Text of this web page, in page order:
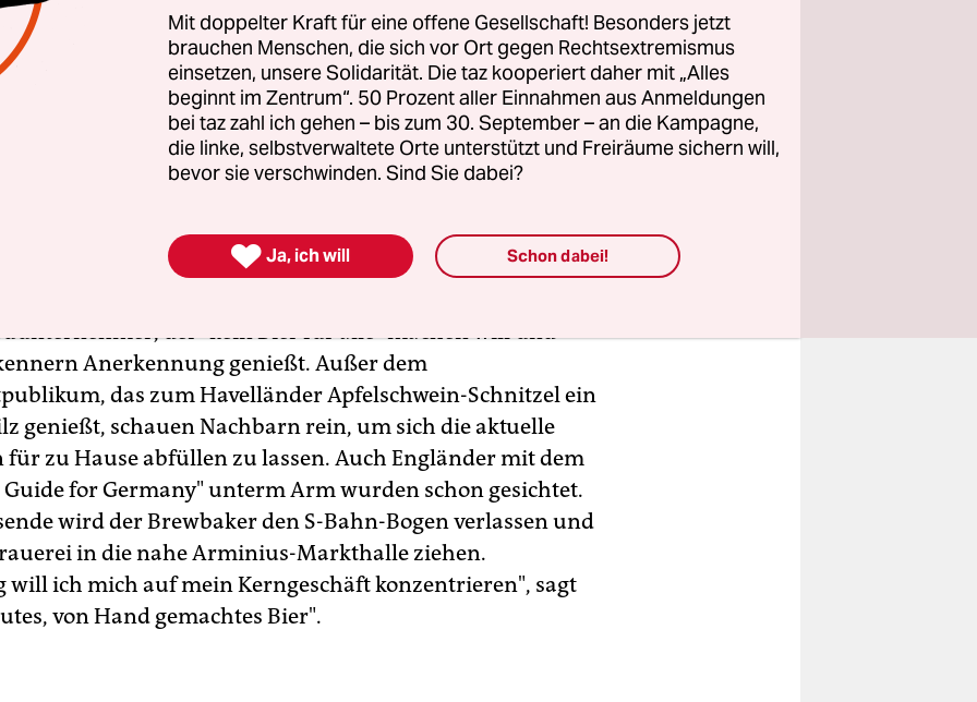
beginnen - mehrere Säcke geschrotetes Gerstenmalz
bereit. Spätestens bei der Läuterung und der
werden dem studierten Braumeister Mittagsgäste und
Das "Brewbaker" im S-Bahn-Bogen ist gleichzeitig
Restaurant, die kleine Sudanlage steht am Fenster. Hier
300 Hektoliter Bier im Jahr: das Bellevue-Pils, die
in Flaschen abgefüllt wird.
der "kein Bier für alle" machen will und
Anerkennung genießt. Außer dem
das zum Havelländer Apfelschwein-Schnitzel ein
genießt, schauen Nachbarn rein, um sich die aktuelle
zu Hause abfüllen zu lassen. Auch Engländer mit dem
Guide for Germany" unterm Arm wurden schon gesichtet.
wird der Brewbaker den S-Bahn-Bogen verlassen und
in die nahe Arminius-Markthalle ziehen.
will ich mich auf mein Kerngeschäft konzentrieren", sagt
von Hand gemachtes Bier".
Mit doppelter Kraft für eine offene Gesellschaft! Besonders jetzt
brauchen Menschen, die sich vor Ort gegen Rechtsextremismus
einsetzen, unsere Solidarität. Die taz kooperiert daher mit „Alles
beginnt im Zentrum“. 50 Prozent aller Einnahmen aus Anmeldungen
bei taz zahl ich gehen – bis zum 30. September – an die Kampagne,
die linke, selbstverwaltete Orte unterstützt und Freiräume sichern will,
bevor sie verschwinden. Sind Sie dabei?
 Ja, ich will Schon dabei!